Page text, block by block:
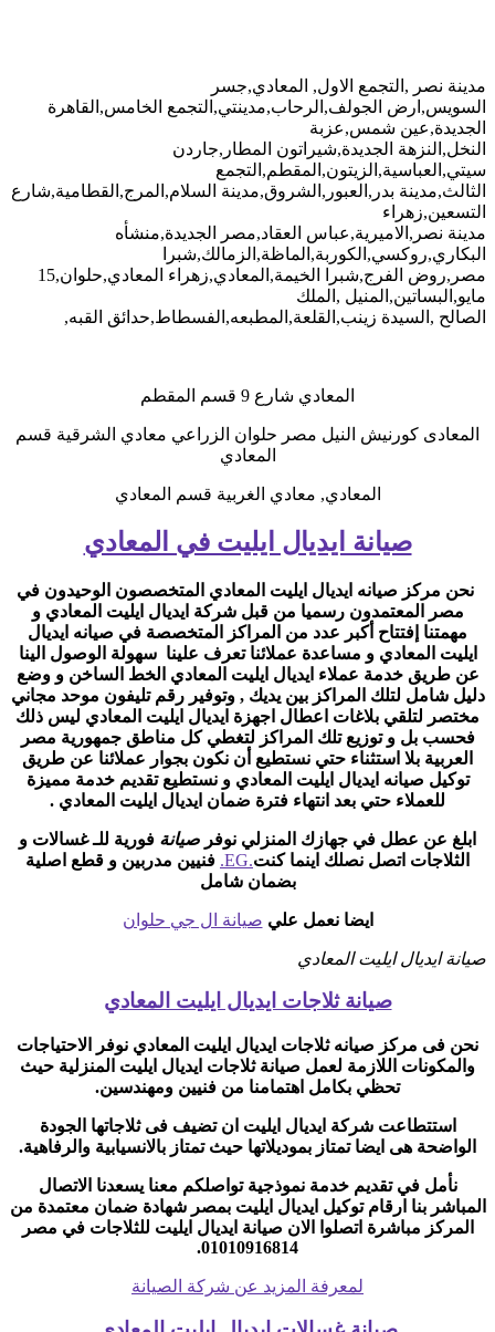
مدينة نصر ,التجمع الاول, المعادي,جسر
السويس,ارض الجولف,الرحاب,مدينتي,التجمع الخامس,القاهرة
الجديدة,عين شمس,عزبة
النخل,النزهة الجديدة,شيراتون المطار,جاردن
سيتي,العباسية,الزيتون,المقطم,التجمع
الثالث,مدينة بدر,العبور,الشروق,مدينة السلام,المرج,القطامية,شارع
التسعين,زهراء
مدينة نصر,الاميرية,عباس العقاد,مصر الجديدة,منشأه
البكاري,روكسي,الكوربة,الماظة,الزمالك,شبرا
مصر,روض الفرج,شبرا الخيمة,المعادي,زهراء المعادي,حلوان,15
مايو,البساتين,المنيل ,الملك
الصالح ,السيدة زينب,القلعة,المطبعه,الفسطاط,حدائق القبه,
المعادي شارع 9 قسم المقطم
المعادى كورنيش النيل مصر حلوان الزراعي معادي الشرقية قسم
المعادي
المعادي, معادي الغربية قسم المعادي
صيانة ايديال ايليت في المعادي
نحن مركز صيانه ايديال ايليت المعادي المتخصصون الوحيدون في
مصر المعتمدون رسميا من قبل شركة ايديال ايليت المعادي و
مهمتنا إفتتاح أكبر عدد من المراكز المتخصصة في صيانه ايديال
ايليت المعادي و مساعدة عملائنا تعرف علينا سهولة الوصول الينا
عن طريق خدمة عملاء ايديال ايليت المعادي الخط الساخن و وضع
دليل شامل لتلك المراكز بين يديك , وتوفير رقم تليفون موحد مجاني
مختصر لتلقي بلاغات اعطال اجهزة ايديال ايليت المعادي ليس ذلك
فحسب بل و توزيع تلك المراكز لتغطي كل مناطق جمهورية مصر
العربية بلا استثناء حتي نستطيع أن نكون بجوار عملائنا عن طريق
توكيل صيانه ايديال ايليت المعادي و نستطيع تقديم خدمة مميزة
للعملاء حتي بعد انتهاء فترة ضمان ايديال ايليت المعادي .
ابلغ عن عطل في جهازك المنزلي نوفر صيانة فورية للـ غسالات و
الثلاجات اتصل نصلك اينما كنت.EG.
فنيين مدربين و قطع اصلية
بضمان شامل
ايضا نعمل علي صيانة ال جي حلوان
صيانة ايديال ايليت المعادي
صيانة ثلاجات ايديال ايليت المعادي
نحن فى مركز صيانه ثلاجات ايديال ايليت المعادي نوفر الاحتياجات
والمكونات اللازمة لعمل صيانة ثلاجات ايديال ايليت المنزلية حيث
تحظي بكامل اهتمامنا من فنيين ومهندسين.
استتطاعت شركة ايديال ايليت ان تضيف فى ثلاجاتها الجودة
الواضحة هى ايضا تمتاز بموديلاتها حيث تمتاز بالانسيابية والرفاهية.
نأمل في تقديم خدمة نموذجية تواصلكم معنا يسعدنا الاتصال
المباشر بنا ارقام توكيل ايديال ايليت بمصر شهادة ضمان معتمدة من
المركز مباشرة اتصلوا الان صيانة ايديال ايليت للثلاجات في مصر
01010916814.
لمعرفة المزيد عن شركة الصيانة